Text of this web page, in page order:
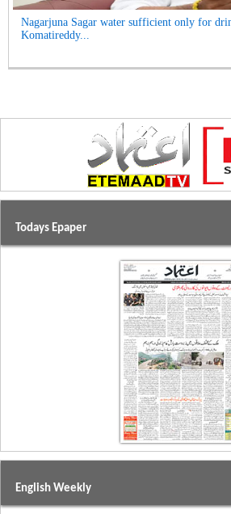
Nagarjuna Sagar water sufficient only for
Komatireddy...
Todays Epaper
English Weekly